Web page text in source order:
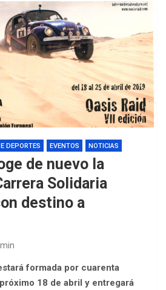
DEPORTES EVENTOS NOTICIAS
de nuevo la
Solidaria
destino a
formada por cuarenta
18 de abril y entregará